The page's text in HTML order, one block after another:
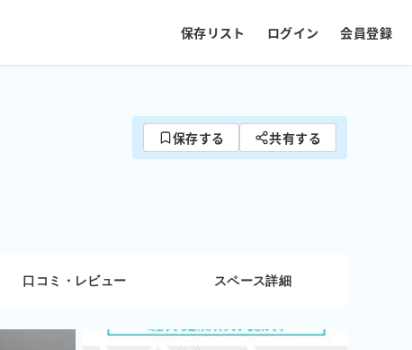
保存リスト ログイン 会員登録
保存する 共有する
口コミ・レビュー スペース詳細